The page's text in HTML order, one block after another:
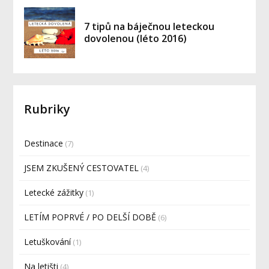
7 tipů na báječnou leteckou
dovolenou (léto 2016)
Rubriky
Destinace (7)
JSEM ZKUŠENÝ CESTOVATEL (4)
Letecké zážitky (1)
LETÍM POPRVÉ / PO DELŠÍ DOBĚ (6)
Letuškování(1)
Na letišti (4)